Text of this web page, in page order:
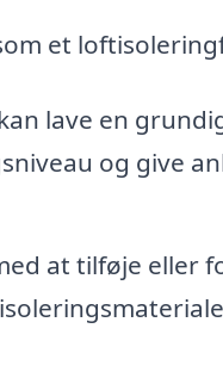
et
lave en
og give
at tilføje eller